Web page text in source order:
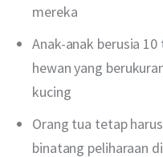
mereka
Anak-anak berusia
hewan yang
kucing
Orang tua tetap
binatang peliharaan